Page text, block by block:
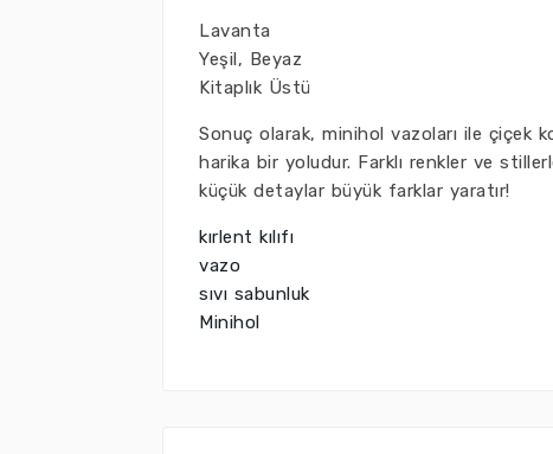
Lavanta
Yeşil, Beyaz
Kitaplık Üstü
Sonuç olarak, minihol vazoları ile çiçek
harika bir yoludur. Farklı renkler ve
küçük detaylar büyük farklar yaratır!
kırlent kılıfı
vazo
sıvı sabunluk
Minihol